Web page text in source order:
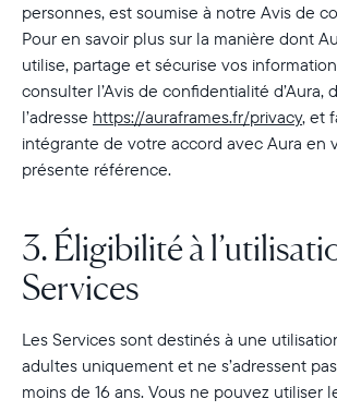
personnes, est soumise à notre Avis de
Pour en savoir plus sur la manière dont
utilise, partage et sécurise vos
consulter l’Avis de confidentialité d’Aura,
l’adresse https://auraframes.fr/privacy, et
intégrante de votre accord avec Aura en
présente référence.
3. Éligibilité à
Services
Les Services sont destinés à une
adultes uniquement et ne s’adressent
moins de 16 ans. Vous ne pouvez utiliser